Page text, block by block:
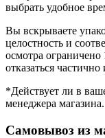
выбрать удобное
Вы вскрываете
целостность и
осмотра
отказаться
*Действует ли в
менеджера магазина.
Самовывоз из